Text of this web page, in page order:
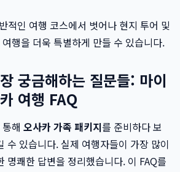
적인 여행 코스에서 벗어나 현지 투어 및
행을 더욱 특별하게 만들 수 있습니다.
궁금해하는 질문들: 마이
여행 FAQ
해 오사카 가족 패키지를 준비하다 보
수 있습니다. 실제 여행자들이 가장 많이
명쾌한 답변을 정리했습니다. 이 FAQ를